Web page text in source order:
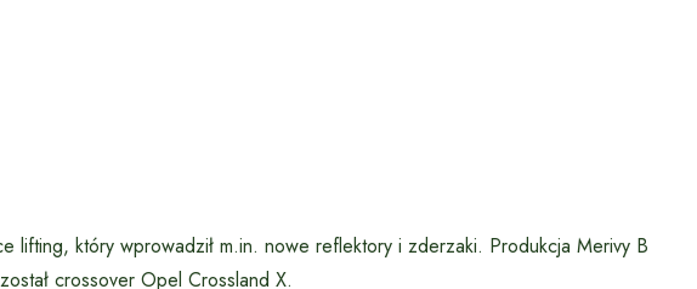
lifting, który wprowadził m.in. nowe reflektory i zderzaki. Produkcja Merivy B
crossover Opel Crossland X.